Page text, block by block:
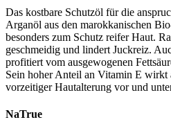
Das kostbare Schutzöl für die
Arganöl aus den marokkanischen
besonders zum Schutz reifer Haut.
geschmeidig und lindert Juckreiz.
profitiert vom ausgewogenen
Sein hoher Anteil an Vitamin E wirkt
vorzeitiger Hautalterung vor und
NaTrue